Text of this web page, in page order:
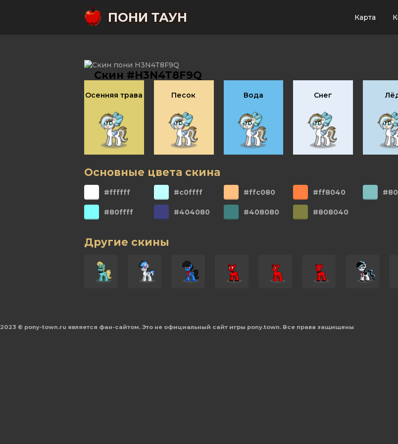
ПОНИ ТАУН Карта
Скин #H3N4T8F9Q
Осенняя трава Песок Вода Снег
Основные цвета скина
#ffffff #c0ffff #ffc080 #ff8040
#80ffff #404080 #408080 #808040
Другие скины
2023 © pony-town.ru является фан-сайтом. Это не официальный сайт игры pony.town. Все права защищены